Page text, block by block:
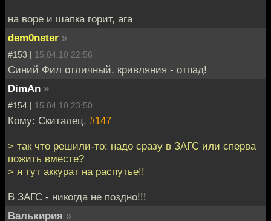
на воре и шапка горит, ага
dem0nster »
#153 | 15.04.10 22:56
Синий Фил отличный, кривляния - отпад!
DimAn »
#154 | 15.04.10 23:50
Кому: Скиталец, #147
> так что решили-то: надо сразу в ЗАГС или сперва
пожить вместе?
> я тут аккурат на распутье!!
В ЗАГС - никогда не поздно!!!
Валькирия »